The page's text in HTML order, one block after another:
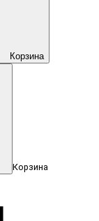
Корзина
Корзина